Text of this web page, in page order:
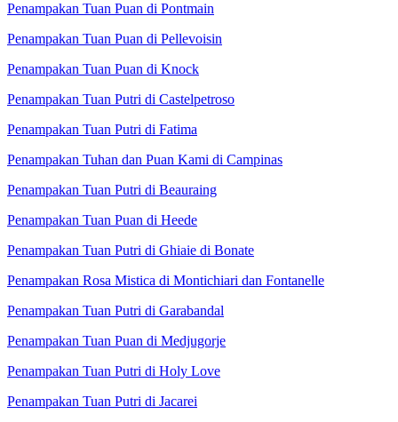
Penampakan Tuan Puan di Pontmain
Penampakan Tuan Puan di Pellevoisin
Penampakan Tuan Puan di Knock
Penampakan Tuan Putri di Castelpetroso
Penampakan Tuan Putri di Fatima
Penampakan Tuhan dan Puan Kami di Campinas
Penampakan Tuan Putri di Beauraing
Penampakan Tuan Puan di Heede
Penampakan Tuan Putri di Ghiaie di Bonate
Penampakan Rosa Mistica di Montichiari dan Fontanelle
Penampakan Tuan Putri di Garabandal
Penampakan Tuan Puan di Medjugorje
Penampakan Tuan Putri di Holy Love
Penampakan Tuan Putri di Jacarei